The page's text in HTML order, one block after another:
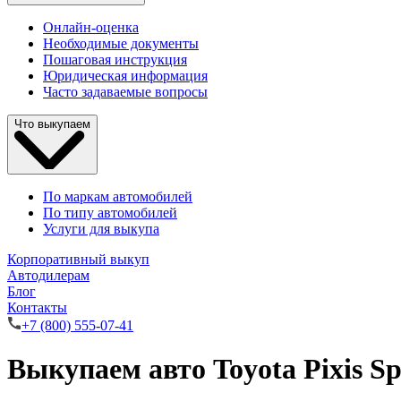
Онлайн-оценка
Необходимые документы
Пошаговая инструкция
Юридическая информация
Часто задаваемые вопросы
Что выкупаем
По маркам автомобилей
По типу автомобилей
Услуги для выкупа
Корпоративный выкуп
Автодилерам
Блог
Контакты
+7 (800) 555-07-41
Выкупаем авто Toyota Pixis